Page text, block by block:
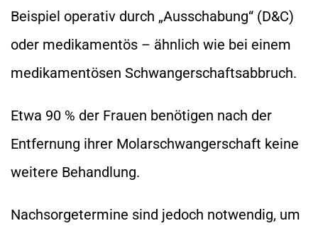
Beispiel operativ durch „Ausschabung“ (D&C)
oder medikamentös – ähnlich wie bei einem
medikamentösen Schwangerschaftsabbruch.
Etwa 90 % der Frauen benötigen nach der
Entfernung ihrer Molarschwangerschaft keine
weitere Behandlung.
Nachsorgetermine sind jedoch notwendig, um